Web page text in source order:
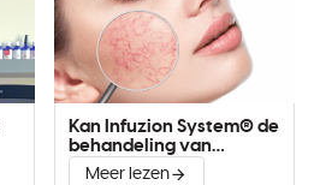
Kan Infuzion System® de
behandeling van
couperose verbeteren?
Meer lezen